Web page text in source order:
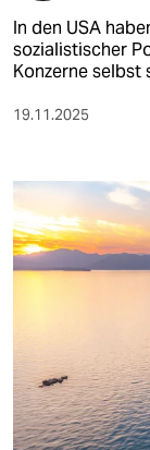
In den USA
sozialistischer
Konzerne selbst
19.11.2025